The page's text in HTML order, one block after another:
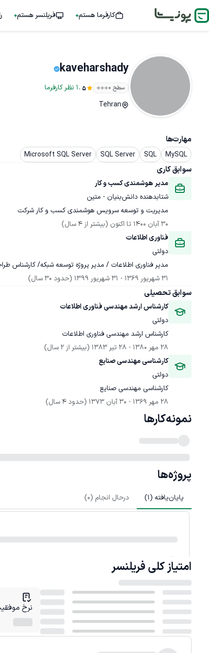
کارفرما هستم فریلنسر هستم
kaveharshady
سطح ۰ 5
.
1 نظر کارفرما
Tehran
مهارت‌ها
MySQL
SQL
SQL Server
Microsoft SQL Server
سوابق کاری
مدیر هوشمندی کسب و کار
شتابدهنده دانش‌بنیان - متین
مدیریت و توسعه سرویس هوشمندی کسب و کار شرکت
30 آبان 1400
تا اکنون (بیشتر از 4 سال)
فناوری اطلاعات
دولتی
مدیر فناوری اطلاعات / مدیر پروژه توسعه شبکه/
31 شهریور 1369
- 31 شهریور 1399 (حدود 30 سال)
سوابق تحصیلی
کارشناس ارشد مهندسی فناوری اطلاعات
دولتی
کارشناس ارشد مهندسی فناوری اطلاعات
28 مهر 1380
- 28 تیر 1383
(بیشتر از 2 سال)
کارشناسی مهندسی صنایع
دولتی
کارشناسی مهندسی صنایع
28 مهر 1369
- 30 آبان 1373 (حدود 4 سال)
نمونه‌کارها
پروژه‌ها
پایان‌یافته (1
) درحال انجام (0
)
امتیاز کلی فریلنسر
نرخ